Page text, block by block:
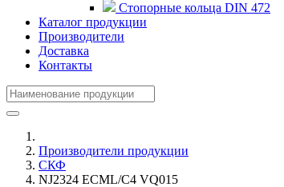
Стопорные кольца DIN 472
Каталог продукции
Производители
Доставка
Контакты
Производители продукции
СКФ
NJ2324 ECML/C4 VQ015